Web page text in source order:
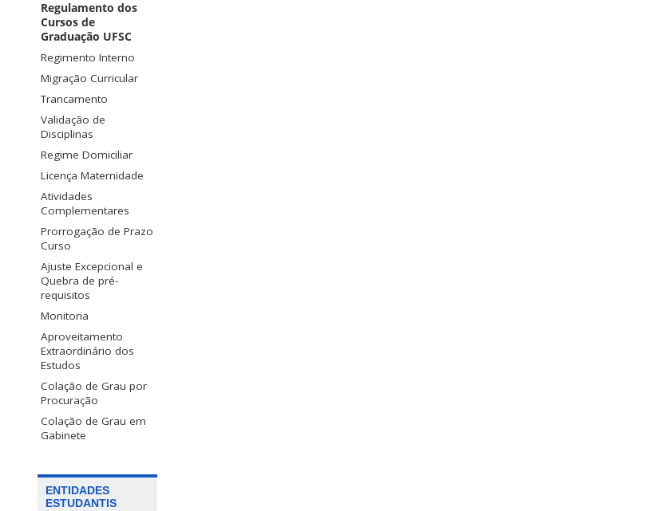
Regulamento dos
Cursos de
Graduação UFSC
Regimento Interno
Migração Curricular
Trancamento
Validação de
Disciplinas
Regime Domiciliar
Licença Maternidade
Atividades
Complementares
Prorrogação de Prazo
Curso
Ajuste Excepcional e
Quebra de pré-
requisitos
Monitoria
Aproveitamento
Extraordinário dos
Estudos
Colação de Grau por
Procuração
Colação de Grau em
Gabinete
ENTIDADES
ESTUDANTIS